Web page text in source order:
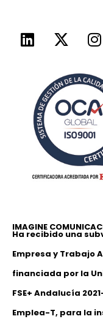
IMAGINE
Ha recibido una
Empresa y Trabajo
financiada por la
FSE+ Andalucía
Emplea-T, para la